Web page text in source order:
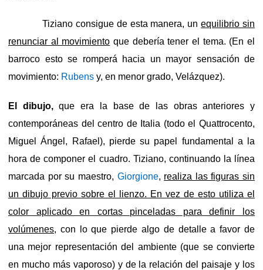
Tiziano consigue de esta manera, unequilibrio sin
renunciar al movimiento que debería tener el tema. (En el
barroco esto se romperá hacia un mayor sensación de
movimiento: Rubens y, en menor grado, Velázquez).
El dibujo,que era la base de las obras anteriores y
contemporáneas del centro de Italia (todo el Quattrocento,
Miguel Ángel, Rafael), pierde su papel fundamental a la
hora de componer el cuadro. Tiziano, continuando la línea
marcada por su maestro, Giorgione, realiza las figuras sin
un dibujo previo sobre el lienzo. En vez de esto utiliza el
color aplicado en cortas pinceladas para definir los
volúmenes, con lo que pierde algo de detalle a favor de
una mejor representación del ambiente (que se convierte
en mucho más vaporoso) y de la relación del paisaje y los